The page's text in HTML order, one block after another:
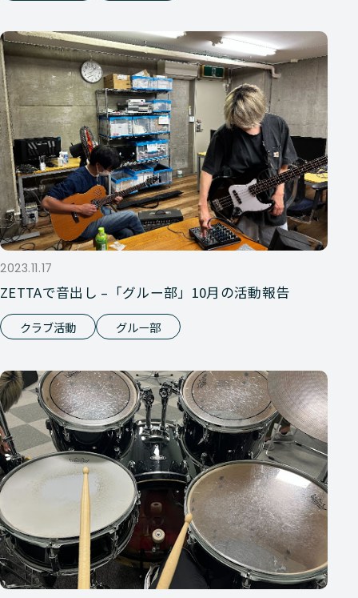
2023.11.17
ZETTAで音出し –「グルー部」10月の活動報告
クラブ活動 グルー部